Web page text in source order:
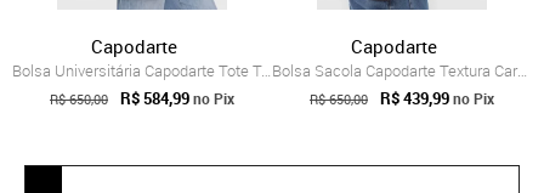
Capodarte
Bolsa Universitária Capodarte Tote Textura Preta
R$ 650,00 R$ 584,99no Pix
Capodarte
Bolsa Sacola Capodarte Textura Caramelo
R$ 650,00 R$ 439,99no Pix